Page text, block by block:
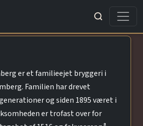
Søg
er et familieejet bryggeri i
Familien har drevet
og siden 1895 været i
er trofast over for